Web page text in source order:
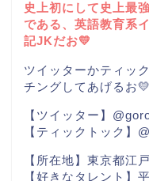
史上初にして史上最
である、英語教育系
記JKだお💛
ツイッターかティッ
チングしてあげるお💛
【ツイッター】
【ティックトック】
【所在地】東京都江
【好きなタレント】